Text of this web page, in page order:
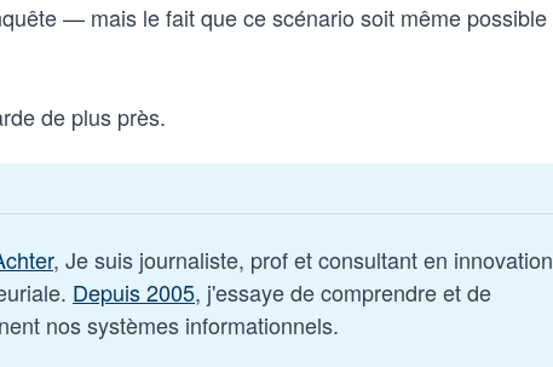
— mais le fait que ce scénario soit même possible
de plus près.
, Je suis journaliste, prof et consultant en innovation
Depuis 2005, j'essaye de comprendre et de
nos systèmes informationnels.